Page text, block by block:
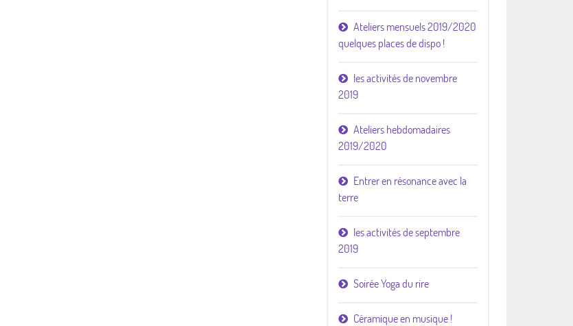
Ateliers mensuels 2019/2020
quelques places de dispo !
les activités de novembre
2019
Ateliers hebdomadaires
2019/2020
Entrer en résonance avec la
terre
les activités de septembre
2019
Soirée Yoga du rire
Céramique en musique !